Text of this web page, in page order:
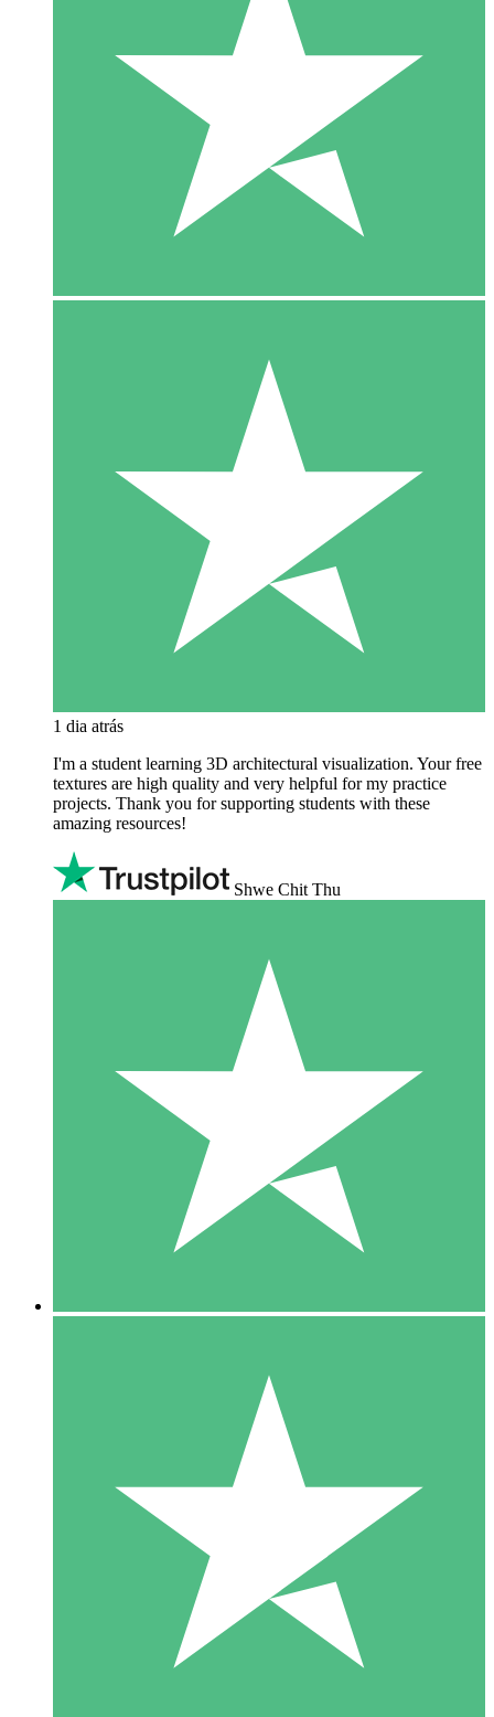
1 dia atrás
I'm a student learning 3D architectural visualization. Your free
textures are high quality and very helpful for my practice
projects. Thank you for supporting students with these
amazing resources!
Shwe Chit Thu